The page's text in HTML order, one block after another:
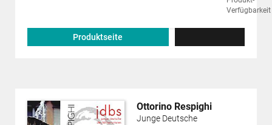
Produktseite
Ottorino Respighi
Junge Deutsche